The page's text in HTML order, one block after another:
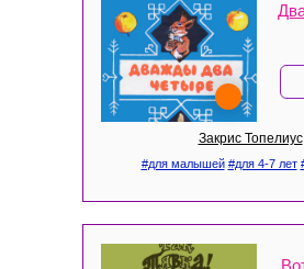
Закрис Топелиус
#для малышей #для 4-7 лет